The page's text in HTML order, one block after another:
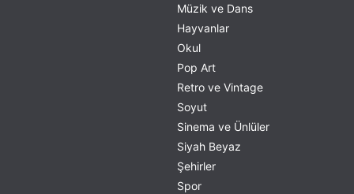
Müzik ve Dans
Hayvanlar
Okul
Pop Art
Retro ve Vintage
Soyut
Sinema ve Ünlüler
Siyah Beyaz
Şehirler
Spor